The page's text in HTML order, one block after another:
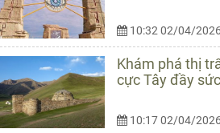
10:32 02/04/2026
Khám phá thị
cực Tây đầy
10:17 02/04/2026